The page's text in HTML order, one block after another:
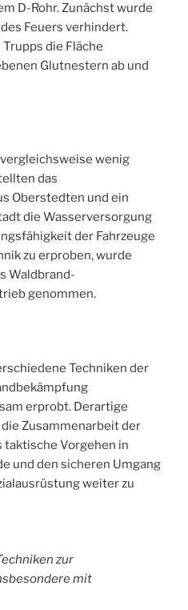
D-Rohr. Zunächst wurde
Feuers verhindert.
die Fläche
Glutnestern ab und
wenig
das
Oberstedten und ein
die Wasserversorgung
der Fahrzeuge
zu erproben, wurde
Waldbrand-
genommen.
Techniken der
erprobt. Derartige
Zusammenarbeit der
Vorgehen in
und den sicheren Umgang
weiter zu
zur
mit